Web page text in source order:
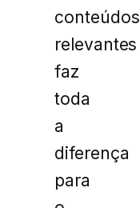
conteúdos
relevantes
faz
toda
a
diferença
para